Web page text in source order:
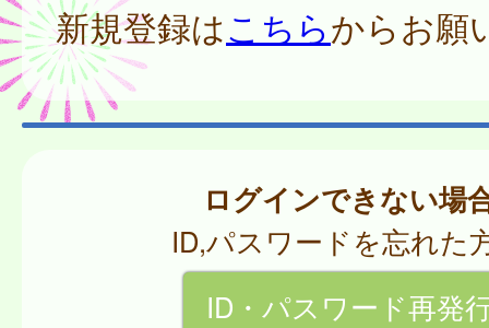
新規登録はこちらからお願
ログインできない場
ID,パスワードを忘れた
ID・パスワード再発